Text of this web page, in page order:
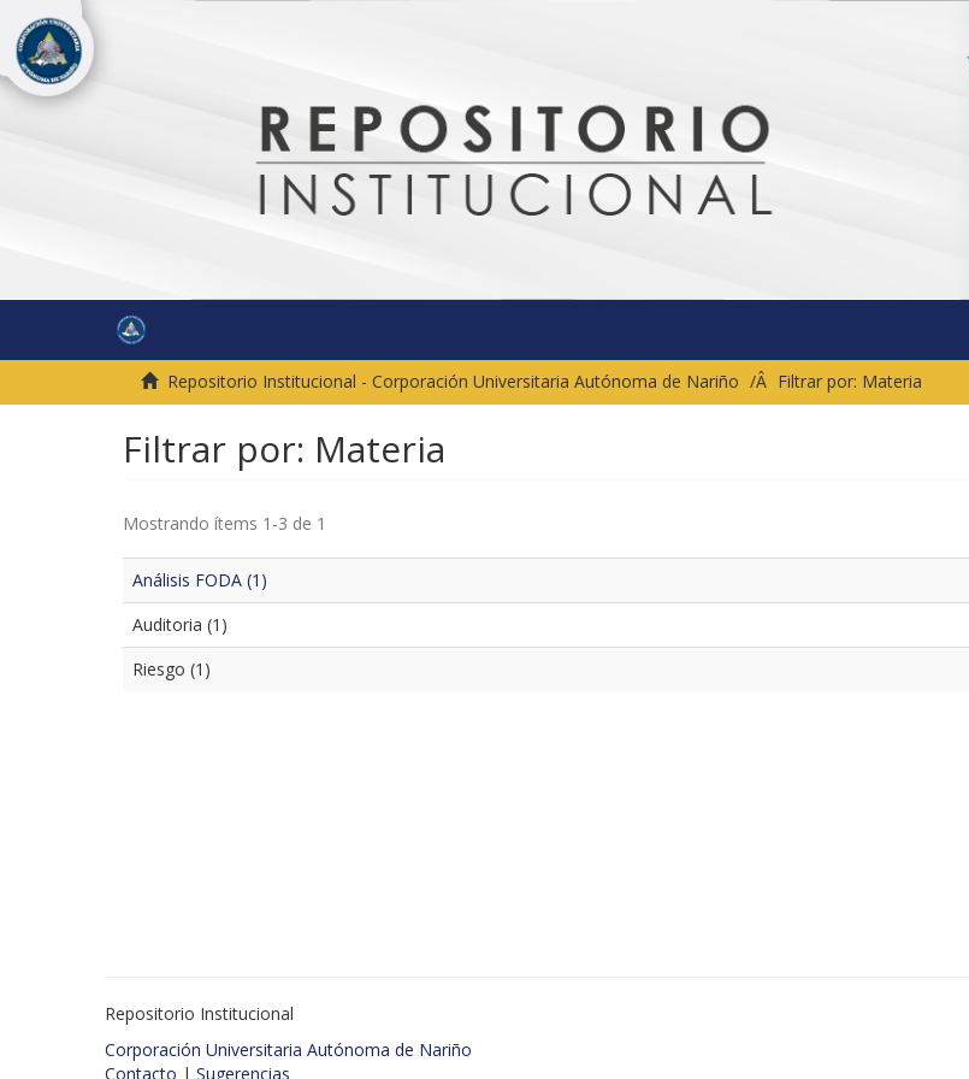
Repositorio Institucional - Corporación Universitaria Autónoma de Nariño Filtrar por: Materia
Filtrar por: Materia
Mostrando ítems 1-3 de 1
Análisis FODA (1)
Auditoria (1)
Riesgo (1)
Repositorio Institucional
Corporación Universitaria Autónoma de Nariño
Contacto | Sugerencias